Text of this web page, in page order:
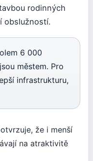
rodinných
obslužností.
6 000
městem. Pro
infrastrukturu,
že i menší
na atraktivitě